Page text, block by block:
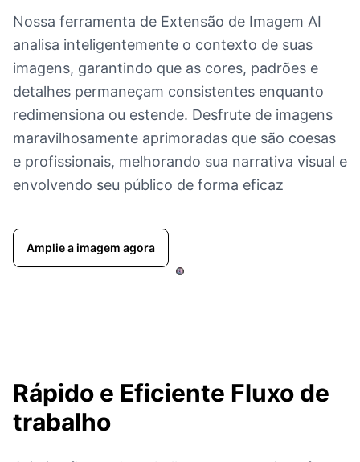
Nossa ferramenta de Extensão de Imagem AI
analisa inteligentemente o contexto de suas
imagens, garantindo que as cores, padrões e
detalhes permaneçam consistentes enquanto
redimensiona ou estende. Desfrute de imagens
maravilhosamente aprimoradas que são coesas
e profissionais, melhorando sua narrativa visual e
envolvendo seu público de forma eficaz
Amplie a imagem agora
Rápido e Eficiente Fluxo de
trabalho